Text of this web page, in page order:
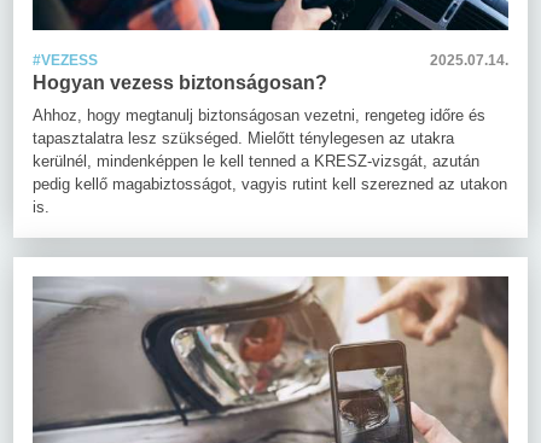
#VEZESS 2025.07.14.
Hogyan vezess biztonságosan?
Ahhoz, hogy megtanulj biztonságosan vezetni, rengeteg időre és
tapasztalatra lesz szükséged. Mielőtt ténylegesen az utakra
kerülnél, mindenképpen le kell tenned a KRESZ-vizsgát, azután
pedig kellő magabiztosságot, vagyis rutint kell szerezned az utakon
is.